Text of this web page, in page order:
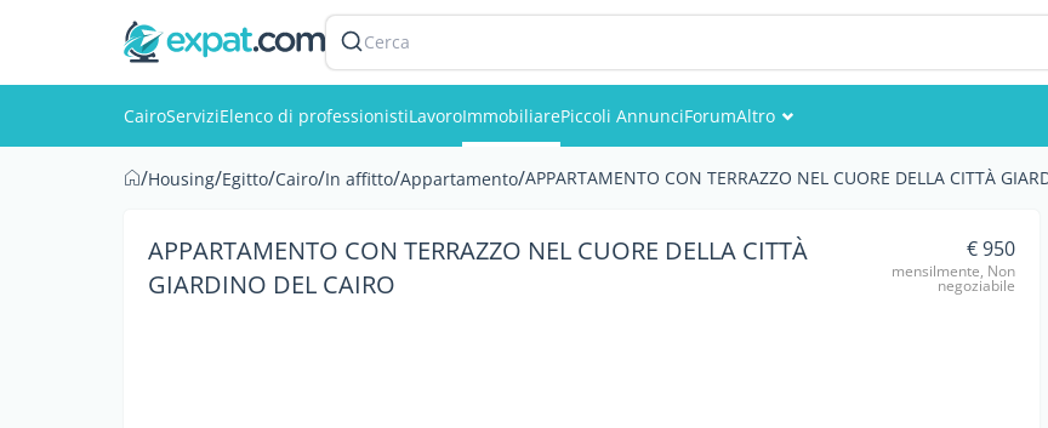
Cerca
CairoServiziElenco di professionistiLavoroImmobiliarePiccoli AnnunciForumAltro
Eventi
/Housing/Egitto/Cairo/In affitto/Appartamento/APPARTAMENTO CON TERRAZZO NEL CUORE DELLA CITTÀ
APPARTAMENTO CON TERRAZZO NEL CUORE DELLA CITTÀ
GIARDINO DEL CAIRO
€ 950
mensilmente, Non
negoziabile